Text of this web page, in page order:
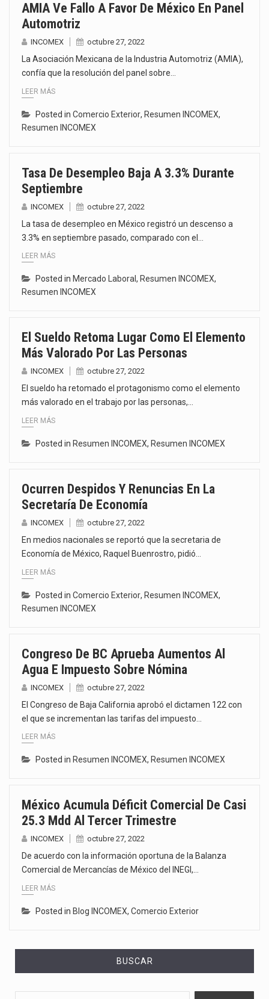
AMIA Ve Fallo A Favor De México En Panel
Automotriz
INCOMEX octubre 27, 2022
La Asociación Mexicana de la Industria Automotriz (AMIA),
confía que la resolución del panel sobre…
LEER MÁS
Posted in Comercio Exterior, Resumen INCOMEX,
Resumen INCOMEX
Tasa De Desempleo Baja A 3.3% Durante
Septiembre
INCOMEX octubre 27, 2022
La tasa de desempleo en México registró un descenso a
3.3% en septiembre pasado, comparado con el…
LEER MÁS
Posted in Mercado Laboral, Resumen INCOMEX,
Resumen INCOMEX
El Sueldo Retoma Lugar Como El Elemento
Más Valorado Por Las Personas
INCOMEX octubre 27, 2022
El sueldo ha retomado el protagonismo como el elemento
más valorado en el trabajo por las personas,…
LEER MÁS
Posted in Resumen INCOMEX, Resumen INCOMEX
Ocurren Despidos Y Renuncias En La
Secretaría De Economía
INCOMEX octubre 27, 2022
En medios nacionales se reportó que la secretaria de
Economía de México, Raquel Buenrostro, pidió…
LEER MÁS
Posted in Comercio Exterior, Resumen INCOMEX,
Resumen INCOMEX
Congreso De BC Aprueba Aumentos Al
Agua E Impuesto Sobre Nómina
INCOMEX octubre 27, 2022
El Congreso de Baja California aprobó el dictamen 122 con
el que se incrementan las tarifas del impuesto…
LEER MÁS
Posted in Resumen INCOMEX, Resumen INCOMEX
México Acumula Déficit Comercial De Casi
25.3 Mdd Al Tercer Trimestre
INCOMEX octubre 27, 2022
De acuerdo con la información oportuna de la Balanza
Comercial de Mercancías de México del INEGI,…
LEER MÁS
Posted in Blog INCOMEX, Comercio Exterior
BUSCAR